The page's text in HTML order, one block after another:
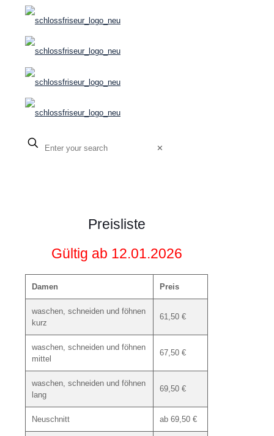
✕
Preisliste
Gültig ab 12.01.2026
Damen Preis
waschen, schneiden und föhnen
kurz
61,50 €
waschen, schneiden und föhnen
mittel
67,50 €
waschen, schneiden und föhnen
lang
69,50 €
Neuschnitt ab 69,50 €